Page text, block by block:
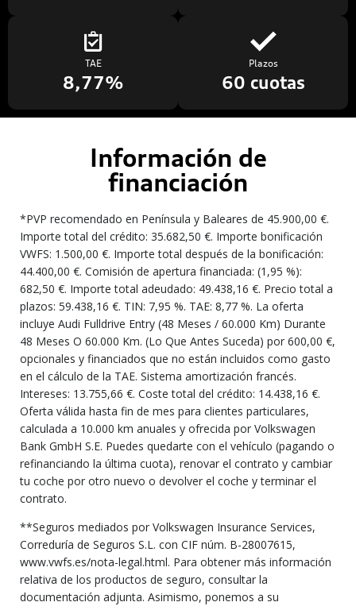
TAE
8,77%
Plazos
60 cuotas
Información de
financiación
*PVP recomendado en Península y Baleares de 45.900,00 €.
Importe total del crédito: 35.682,50 €. Importe bonificación
VWFS: 1.500,00 €. Importe total después de la bonificación:
44.400,00 €. Comisión de apertura financiada: (1,95 %):
682,50 €. Importe total adeudado: 49.438,16 €. Precio total a
plazos: 59.438,16 €. TIN: 7,95 %. TAE: 8,77 %. La oferta
incluye Audi Fulldrive Entry (48 Meses / 60.000 Km) Durante
48 Meses O 60.000 Km. (Lo Que Antes Suceda) por 600,00 €,
opcionales y financiados que no están incluidos como gasto
en el cálculo de la TAE. Sistema amortización francés.
Intereses: 13.755,66 €. Coste total del crédito: 14.438,16 €.
Oferta válida hasta fin de mes para clientes particulares,
calculada a 10.000 km anuales y ofrecida por Volkswagen
Bank GmbH S.E. Puedes quedarte con el vehículo (pagando o
refinanciando la última cuota), renovar el contrato y cambiar
tu coche por otro nuevo o devolver el coche y terminar el
contrato.
**Seguros mediados por Volkswagen Insurance Services,
Correduría de Seguros S.L. con CIF núm. B-28007615,
www.vwfs.es/nota-legal.html. Para obtener más información
relativa de los productos de seguro, consultar la
documentación adjunta. Asimismo, ponemos a su